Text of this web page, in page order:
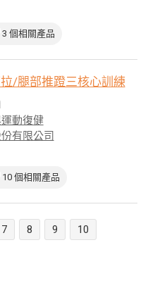
3 個相關產品
/腿部推蹬三核心訓練
動復健
有限公司
10 個相關產品
7 8 9
10